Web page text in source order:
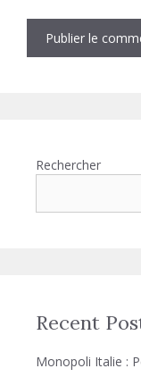
Rechercher
Recent
Monopoli Italie :